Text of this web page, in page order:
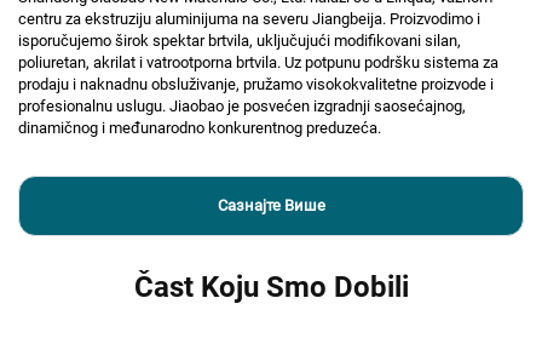
centru za ekstruziju aluminijuma na severu Jiangbeija. Proizvodimo i
isporučujemo širok spektar brtvila, uključujući modifikovani silan,
poliuretan, akrilat i vatrootporna brtvila. Uz potpunu podršku sistema za
prodaju i naknadnu obsluživanje, pružamo visokokvalitetne proizvode i
profesionalnu uslugu. Jiaobao je posvećen izgradnji saosećajnog,
dinamičnog i međunarodno konkurentnog preduzeća.
Сазнајте Више
Čast Koju Smo Dobili